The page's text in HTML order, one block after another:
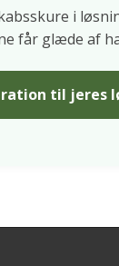
i
får glæde af
til jeres